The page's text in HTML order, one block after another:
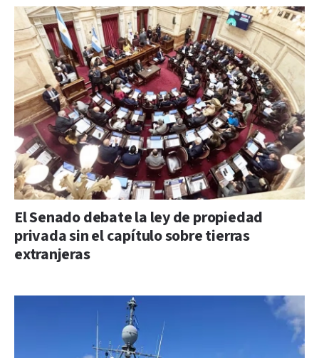
El Senado debate la ley de propiedad
privada sin el capítulo sobre tierras
extranjeras